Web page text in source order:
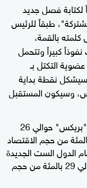
فصل جديد
طبقاً للرئيس
بالقمة،
كبيراً وتتحمل
التكتل بـ
سيشكل نقطة بداية
وسيكون المستقبل
بعد أن كان حجم اقتصاد مجموعة "بريكس" حوالي 26
دولار، بما يمثل حوالي 25.6 بالمئة من حجم الاقتصاد
انضمام الدول الست الجديدة
حوالي 29 تريليون دولار، بما يمثل حوالي 29 بالمئة من حجم